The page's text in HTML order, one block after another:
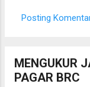
serta informasi
Pada kesempatan
gambaran
pagar beton
Posting
MENGUKUR
PAGAR BRC